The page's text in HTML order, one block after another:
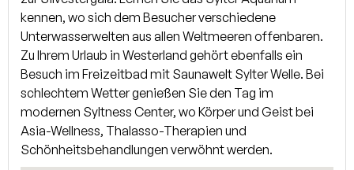
kennen, wo sich dem Besucher verschiedene
Unterwasserwelten aus allen Weltmeeren offenbaren.
Zu Ihrem Urlaub in Westerland gehört ebenfalls ein
Besuch im Freizeitbad mit Saunawelt Sylter Welle. Bei
schlechtem Wetter genießen Sie den Tag im
modernen Syltness Center, wo Körper und Geist bei
Asia-Wellness, Thalasso-Therapien und
Schönheitsbehandlungen verwöhnt werden.